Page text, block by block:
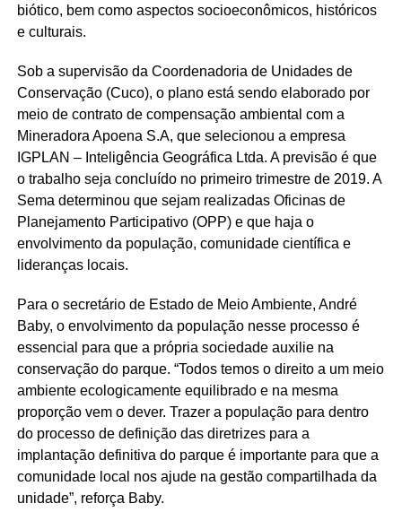
biótico, bem como aspectos socioeconômicos, históricos
e culturais.
Sob a supervisão da Coordenadoria de Unidades de
Conservação (Cuco), o plano está sendo elaborado por
meio de contrato de compensação ambiental com a
Mineradora Apoena S.A, que selecionou a empresa
IGPLAN – Inteligência Geográfica Ltda. A previsão é que
o trabalho seja concluído no primeiro trimestre de 2019. A
Sema determinou que sejam realizadas Oficinas de
Planejamento Participativo (OPP) e que haja o
envolvimento da população, comunidade científica e
lideranças locais.
Para o secretário de Estado de Meio Ambiente, André
Baby, o envolvimento da população nesse processo é
essencial para que a própria sociedade auxilie na
conservação do parque. “Todos temos o direito a um meio
ambiente ecologicamente equilibrado e na mesma
proporção vem o dever. Trazer a população para dentro
do processo de definição das diretrizes para a
implantação definitiva do parque é importante para que a
comunidade local nos ajude na gestão compartilhada da
unidade”, reforça Baby.